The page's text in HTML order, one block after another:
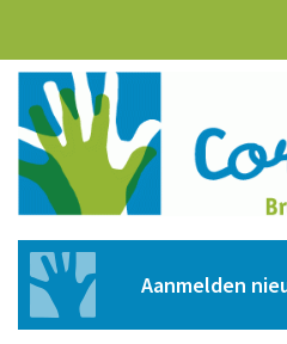
Aanmelden